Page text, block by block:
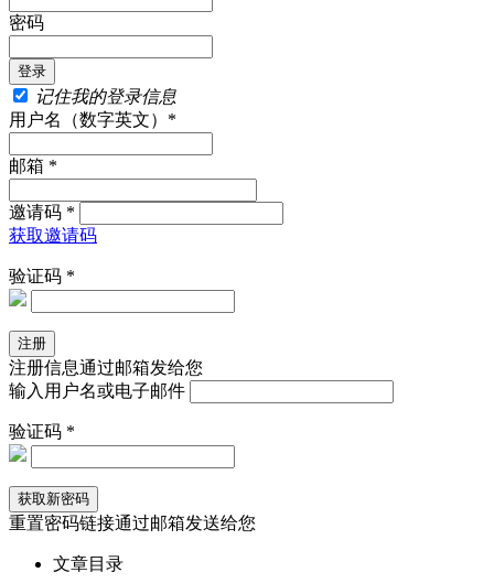
密码
记住我的登录信息
用户名（数字英文）*
邮箱 *
邀请码 *
获取邀请码
验证码 *
注册信息通过邮箱发给您
输入用户名或电子邮件
验证码 *
重置密码链接通过邮箱发送给您
文章目录